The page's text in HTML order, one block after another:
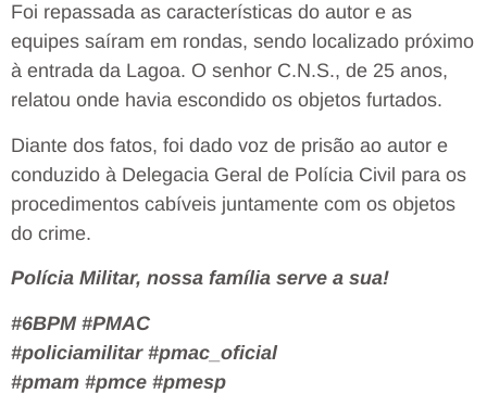
Foi repassada as características do autor e as
equipes saíram em rondas, sendo localizado próximo
à entrada da Lagoa. O senhor C.N.S., de 25 anos,
relatou onde havia escondido os objetos furtados.
Diante dos fatos, foi dado voz de prisão ao autor e
conduzido à Delegacia Geral de Polícia Civil para os
procedimentos cabíveis juntamente com os objetos
do crime.
Polícia Militar, nossa família serve a sua!
#6BPM #PMAC
#policiamilitar #pmac_oficial
#pmam #pmce #pmesp